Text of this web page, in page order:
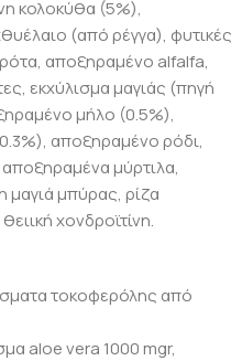
κολοκύθα (5%),
(από ρέγγα), φυτικές
αποξηραμένο alfalfa,
εκχύλισμα μαγιάς (πηγή
μήλο (0.5%),
αποξηραμένο ρόδι,
μύρτιλα,
μπύρας, ρίζα
χονδροϊτίνη.
τοκοφερόλης από
aloe vera 1000 mgr,